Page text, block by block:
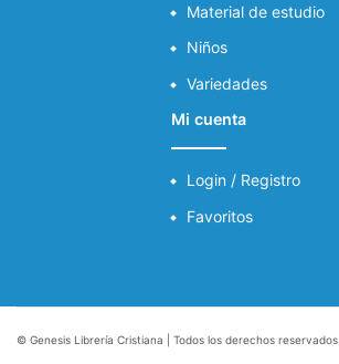
Material de estudio
Niños
Variedades
Mi cuenta
Login / Registro
Favoritos
© Genesis Librería Cristiana | Todos los derechos reservados